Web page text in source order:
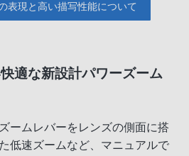
表現と高い描写性能について
適な新設計パワーズーム
ームレバーをレンズの側面に搭
低速ズームなど、マニュアルで